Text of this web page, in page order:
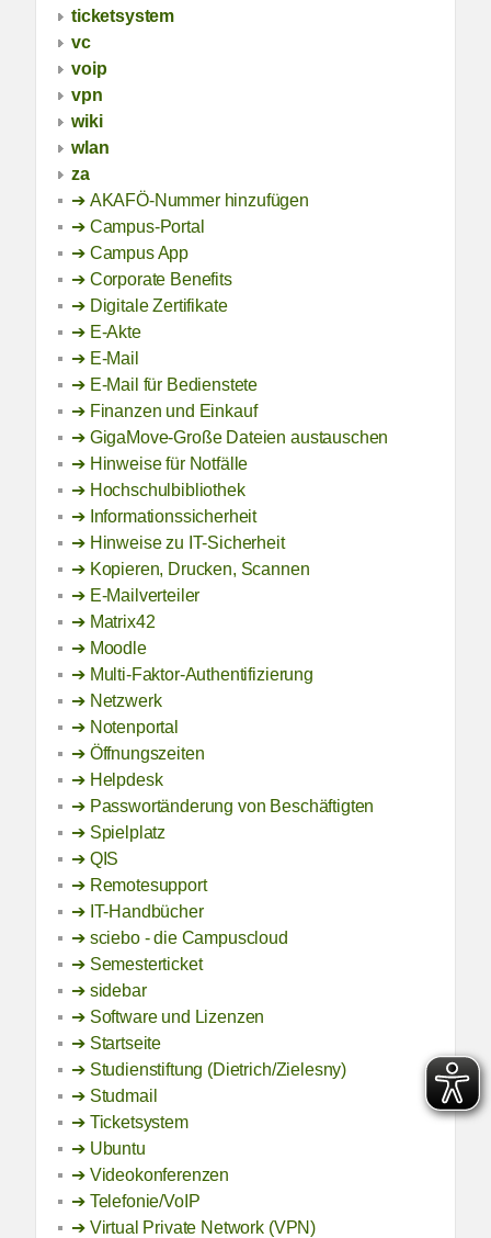
ticketsystem
vc
voip
vpn
wiki
wlan
za
AKAFÖ-Nummer hinzufügen
Campus-Portal
Campus App
Corporate Benefits
Digitale Zertifikate
E-Akte
E-Mail
E-Mail für Bedienstete
Finanzen und Einkauf
GigaMove-Große Dateien austauschen
Hinweise für Notfälle
Hochschulbibliothek
Informationssicherheit
Hinweise zu IT-Sicherheit
Kopieren, Drucken, Scannen
E-Mailverteiler
Matrix42
Moodle
Multi-Faktor-Authentifizierung
Netzwerk
Notenportal
Öffnungszeiten
Helpdesk
Passwortänderung von Beschäftigten
Spielplatz
QIS
Remotesupport
IT-Handbücher
sciebo - die Campuscloud
Semesterticket
sidebar
Software und Lizenzen
Startseite
Studienstiftung (Dietrich/Zielesny)
Studmail
Ticketsystem
Ubuntu
Videokonferenzen
Telefonie/VoIP
Virtual Private Network (VPN)